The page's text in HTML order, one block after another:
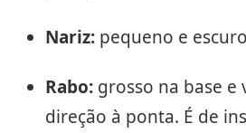
Nariz: pequeno e
Rabo: grosso na base e
direção à ponta. É de